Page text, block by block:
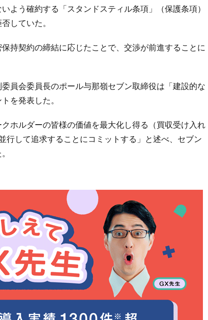
よう確約する「スタンドスティル条項」（保護条項）
していた。
持契約の締結に応じたことで、交渉が前進することに
員会委員長のポール与那嶺セブン取締役は「建設的な
を発表した。
ホルダーの皆様の価値を最大化し得る（買収受け入れ
行して追求することにコミットする」と述べ、セブン